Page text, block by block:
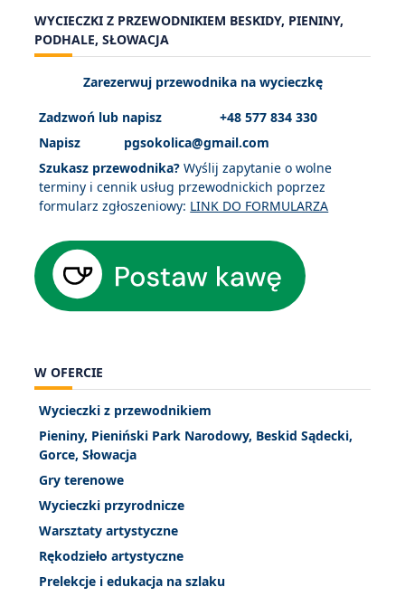
WYCIECZKI Z PRZEWODNIKIEM BESKIDY, PIENINY,
PODHALE, SŁOWACJA
Zarezerwuj przewodnika na wycieczkę
Zadzwoń lub napisz+48 577 834 330
Napisz pgsokolica@gmail.com
Szukasz przewodnika?Wyślij zapytanie o wolne
terminy i cennik usług przewodnickich poprzez
formularz zgłoszeniowy: LINK DO FORMULARZA
W OFERCIE
Wycieczki z przewodnikiem
Pieniny, Pieniński Park Narodowy, Beskid Sądecki,
Gorce, Słowacja
Gry terenowe
Wycieczki przyrodnicze
Warsztaty artystyczne
Rękodzieło artystyczne
Prelekcje i edukacja na szlaku